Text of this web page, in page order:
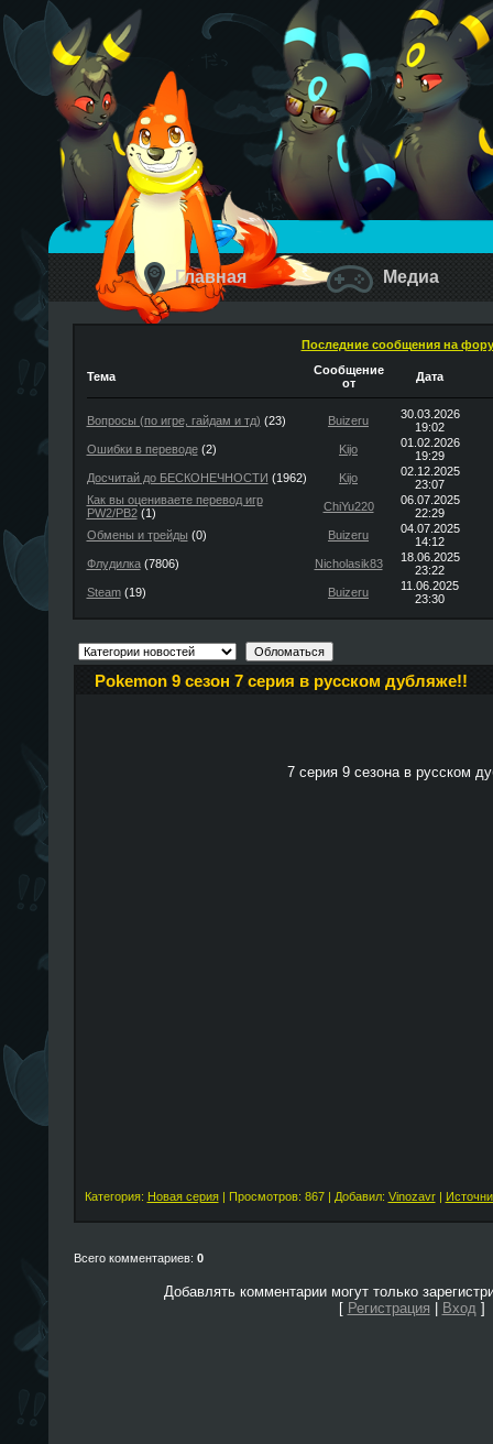
Главная Медиа
Последние сообщения на
Тема
Сообщение
от
Дата
Вопросы (по игре, гайдам и тд) (23) Buizeru
30.03.2026
19:02
Ошибки в переводе(2) Kijo
01.02.2026
19:29
Досчитай до БЕСКОНЕЧНОСТИ (1962) Kijo
02.12.2025
23:07
Как вы оцениваете перевод игр
PW2/PB2(1) ChiYu220
06.07.2025
22:29
Обмены и трейды (0) Buizeru
04.07.2025
14:12
Флудилка(7806) Nicholasik83
18.06.2025
23:22
Steam(19) Buizeru
11.06.2025
23:30
Pokemon 9 сезон 7 серия в русском дубляже!!
7 серия 9 сезона в русском
Категория: Новая серия| Просмотров: 867 | Добавил: Vinozavr|
Всего комментариев: 0
Добавлять комментарии могут только
[ Регистрация | Вход ]